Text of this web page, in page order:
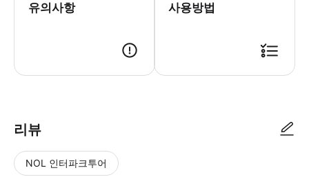
유의사항 사용방법
리뷰
NOL 인터파크투어